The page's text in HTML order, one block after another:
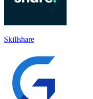
Skillshare